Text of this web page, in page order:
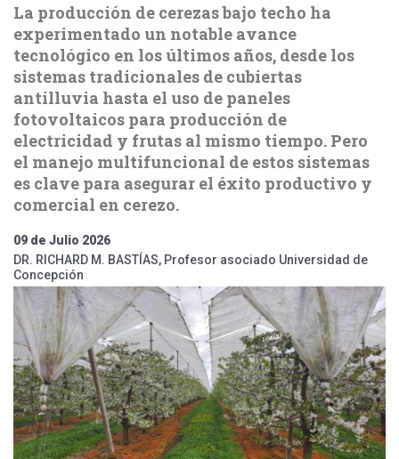
La producción de cerezas bajo techo ha
experimentado un notable avance
tecnológico en los últimos años, desde los
sistemas tradicionales de cubiertas
antilluvia hasta el uso de paneles
fotovoltaicos para producción de
electricidad y frutas al mismo tiempo. Pero
el manejo multifuncional de estos sistemas
es clave para asegurar el éxito productivo y
comercial en cerezo.
09 de Julio 2026
DR. RICHARD M. BASTÍAS, Profesor asociado Universidad de
Concepción